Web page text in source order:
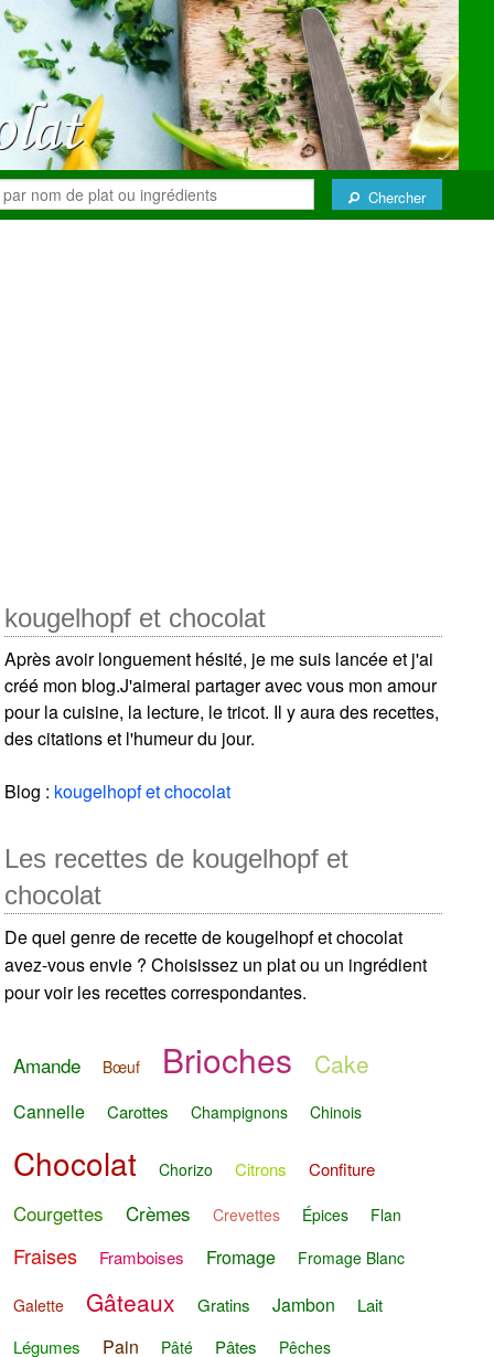
Chercher
kougelhopf et chocolat
Après avoir longuement hésité, je me suis lancée et j'ai
créé mon blog.J'aimerai partager avec vous mon amour
pour la cuisine, la lecture, le tricot. Il y aura des recettes,
des citations et l'humeur du jour.
Blog : kougelhopf et chocolat
Les recettes de kougelhopf et
chocolat
De quel genre de recette de kougelhopf et chocolat
avez-vous envie ? Choisissez un plat ou un ingrédient
pour voir les recettes correspondantes.
Amande Bœuf Brioches Cake
Cannelle Carottes Champignons Chinois
Chocolat Chorizo Citrons Confiture
Courgettes Crèmes Crevettes Épices Flan
Fraises Framboises Fromage Fromage Blanc
Galette Gâteaux Gratins Jambon
Lait
Légumes
Pain Pâté Pâtes Pêches